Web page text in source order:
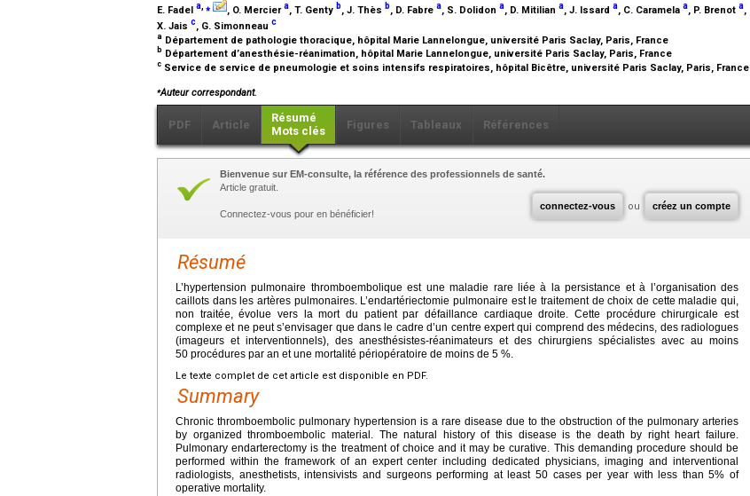
E. Fadel a,⁎ , O. Merciera, T. Genty b, J. Thès b, D. Fabre a, S. Dolidon a, D. Mitilian a, J. Issard a, C. Caramela a, P. Brenot a,
X. Jais c, G. Simonneau c
a Département de pathologie thoracique, hôpital Marie Lannelongue, université Paris Saclay, Paris, France
b Département d’anesthésie-réanimation, hôpital Marie Lannelongue, université Paris Saclay, Paris, France
c Service de service de pneumologie et soins intensifs respiratoires, hôpital Bicêtre, université Paris Saclay, Paris, France
⁎Auteur correspondant.
PDF Article
Résumé
Mots clés
Figures Tableaux Références
connectez-vous ou créez un compte
Bienvenue sur EM-consulte, la référence des professionnels de santé.
Article gratuit.
Connectez-vous pour en bénéficier!
Résumé
L’hypertension pulmonaire thromboembolique est une maladie rare liée à la persistance et à l’organisation des
caillots dans les artères pulmonaires. L’endartériectomie pulmonaire est le traitement de choix de cette maladie qui,
non traitée, évolue vers la mort du patient par défaillance cardiaque droite. Cette procédure chirurgicale est
complexe et ne peut s’envisager que dans le cadre d’un centre expert qui comprend des médecins, des radiologues
(imageurs et interventionnels), des anesthésistes-réanimateurs et des chirurgiens spécialistes avec au moins
50 procédures par an et une mortalité périopératoire de moins de 5 %.
Le texte complet de cet article est disponible en PDF.
Summary
Chronic thromboembolic pulmonary hypertension is a rare disease due to the obstruction of the pulmonary arteries
by organized thromboembolic material. The natural history of this disease is the death by right heart failure.
Pulmonary endarterectomy is the treatment of choice and it may be curative. This demanding procedure should be
performed within the framework of an expert center including dedicated physicians, imaging and interventional
radiologists, anesthetists, intensivists and surgeons performing at least 50 cases per year with less than 5% of
operative mortality.